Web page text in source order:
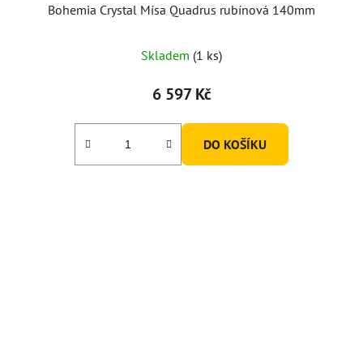
Bohemia Crystal Mísa Quadrus rubínová 140mm
Skladem (1 ks)
6 597 Kč
DO KOŠÍKU